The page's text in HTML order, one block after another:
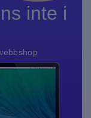
inte i